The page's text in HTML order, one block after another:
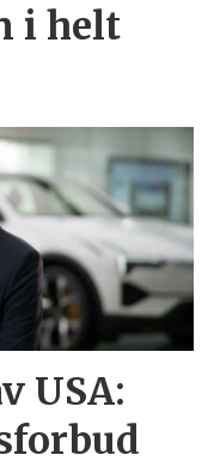
i helt
USA: